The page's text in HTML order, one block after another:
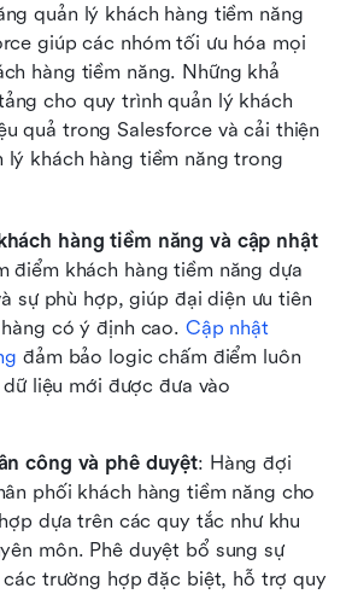
quản lý khách hàng tiềm năng
giúp các nhóm tối ưu hóa mọi
hàng tiềm năng. Những khả
cho quy trình quản lý khách
quả trong Salesforce và cải thiện
lý khách hàng tiềm năng trong
hàng tiềm năng và cập nhật
điểm khách hàng tiềm năng dựa
sự phù hợp, giúp đại diện ưu tiên
có ý định cao. Cập nhật
đảm bảo logic chấm điểm luôn
liệu mới được đưa vào
công và phê duyệt: Hàng đợi
phối khách hàng tiềm năng cho
dựa trên các quy tắc như khu
môn. Phê duyệt bổ sung sự
trường hợp đặc biệt, hỗ trợ quy